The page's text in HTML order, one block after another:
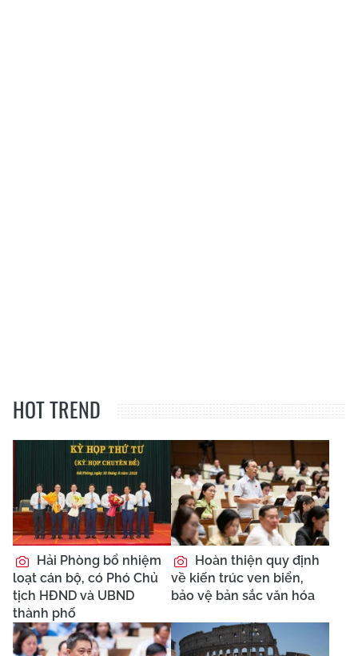
HOT TREND
Hải Phòng bổ nhiệm
loạt cán bộ, có Phó Chủ
tịch HĐND và UBND
thành phố
Hoàn thiện quy định
về kiến trúc ven biển,
bảo vệ bản sắc văn hóa